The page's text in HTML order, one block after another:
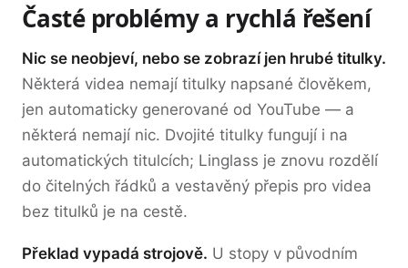
Časté problémy a rychlá řešení
Nic se neobjeví, nebo se zobrazí jen hrubé titulky.
Některá videa nemají titulky napsané člověkem,
jen automaticky generované od YouTube — a
některá nemají nic. Dvojité titulky fungují i na
automatických titulcích; Linglass je znovu rozdělí
do čitelných řádků a vestavěný přepis pro videa
bez titulků je na cestě.
Překlad vypadá strojově. U stopy v původním